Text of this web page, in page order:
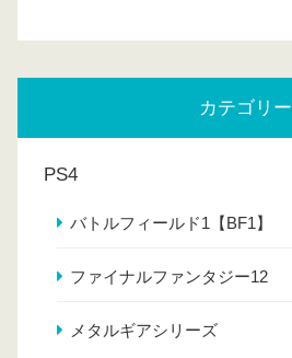
カテゴリー
PS4
バトルフィールド1【BF1】
ファイナルファンタジー12
メタルギアシリーズ